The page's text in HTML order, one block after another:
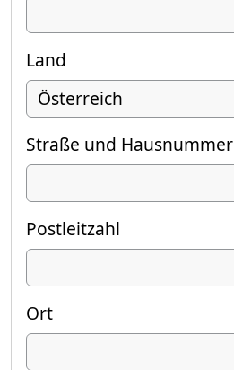
Land
Straße und Hausnummer
Postleitzahl
Ort